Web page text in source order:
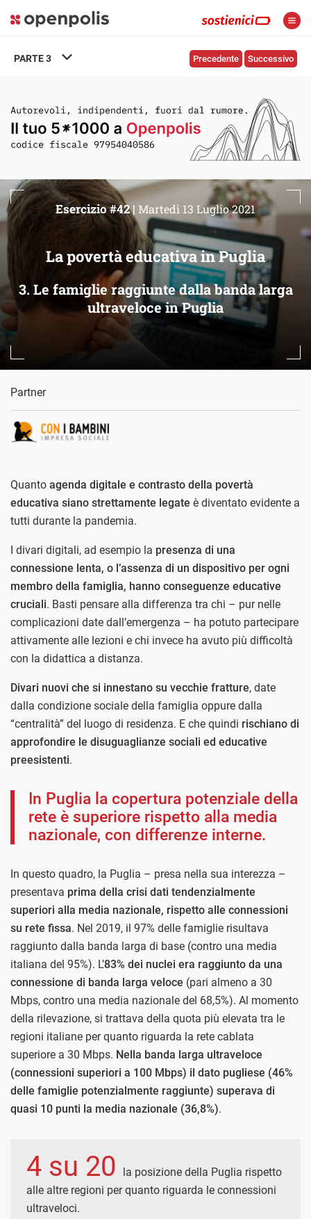
Precedente Successivo
PARTE3
La povertà educativa in Puglia
3. Le famiglie raggiunte dalla banda larga
ultraveloce in Puglia
Esercizio #42 | Martedì 13 Luglio 2021
Partner
Quanto agenda digitale e contrasto della povertà
educativa siano strettamente legate è diventato evidente a
tutti durante la pandemia.
I divari digitali, ad esempio la presenza di una
connessione lenta, o l’assenza di un dispositivo per ogni
membro della famiglia, hanno conseguenze educative
cruciali. Basti pensare alla differenza tra chi – pur nelle
complicazioni date dall’emergenza – ha potuto partecipare
attivamente alle lezioni e chi invece ha avuto più difficoltà
con la didattica a distanza.
Divari nuovi che si innestano su vecchie fratture, date
dalla condizione sociale della famiglia oppure dalla
“centralità” del luogo di residenza. E che quindi rischiano di
approfondire le disuguaglianze sociali ed educative
preesistenti.
In Puglia la copertura potenziale della
rete è superiore rispetto alla media
nazionale, con differenze interne.
In questo quadro, la Puglia – presa nella sua interezza –
presentava prima della crisi dati tendenzialmente
superiori alla media nazionale, rispetto alle connessioni
su rete fissa. Nel 2019, il 97% delle famiglie risultava
raggiunto dalla banda larga di base (contro una media
italiana del 95%). L’83% dei nuclei era raggiunto da una
connessione di banda larga veloce (pari almeno a 30
Mbps, contro una media nazionale del 68,5%). Al momento
della rilevazione, si trattava della quota più elevata tra le
regioni italiane per quanto riguarda la rete cablata
superiore a 30 Mbps. Nella banda larga ultraveloce
(connessioni superiori a 100 Mbps) il dato pugliese (46%
delle famiglie potenzialmente raggiunte) superava di
quasi 10 punti la media nazionale (36,8%).
4 su 20
la posizione della Puglia rispetto
alle altre regioni per quanto riguarda le connessioni
ultraveloci.